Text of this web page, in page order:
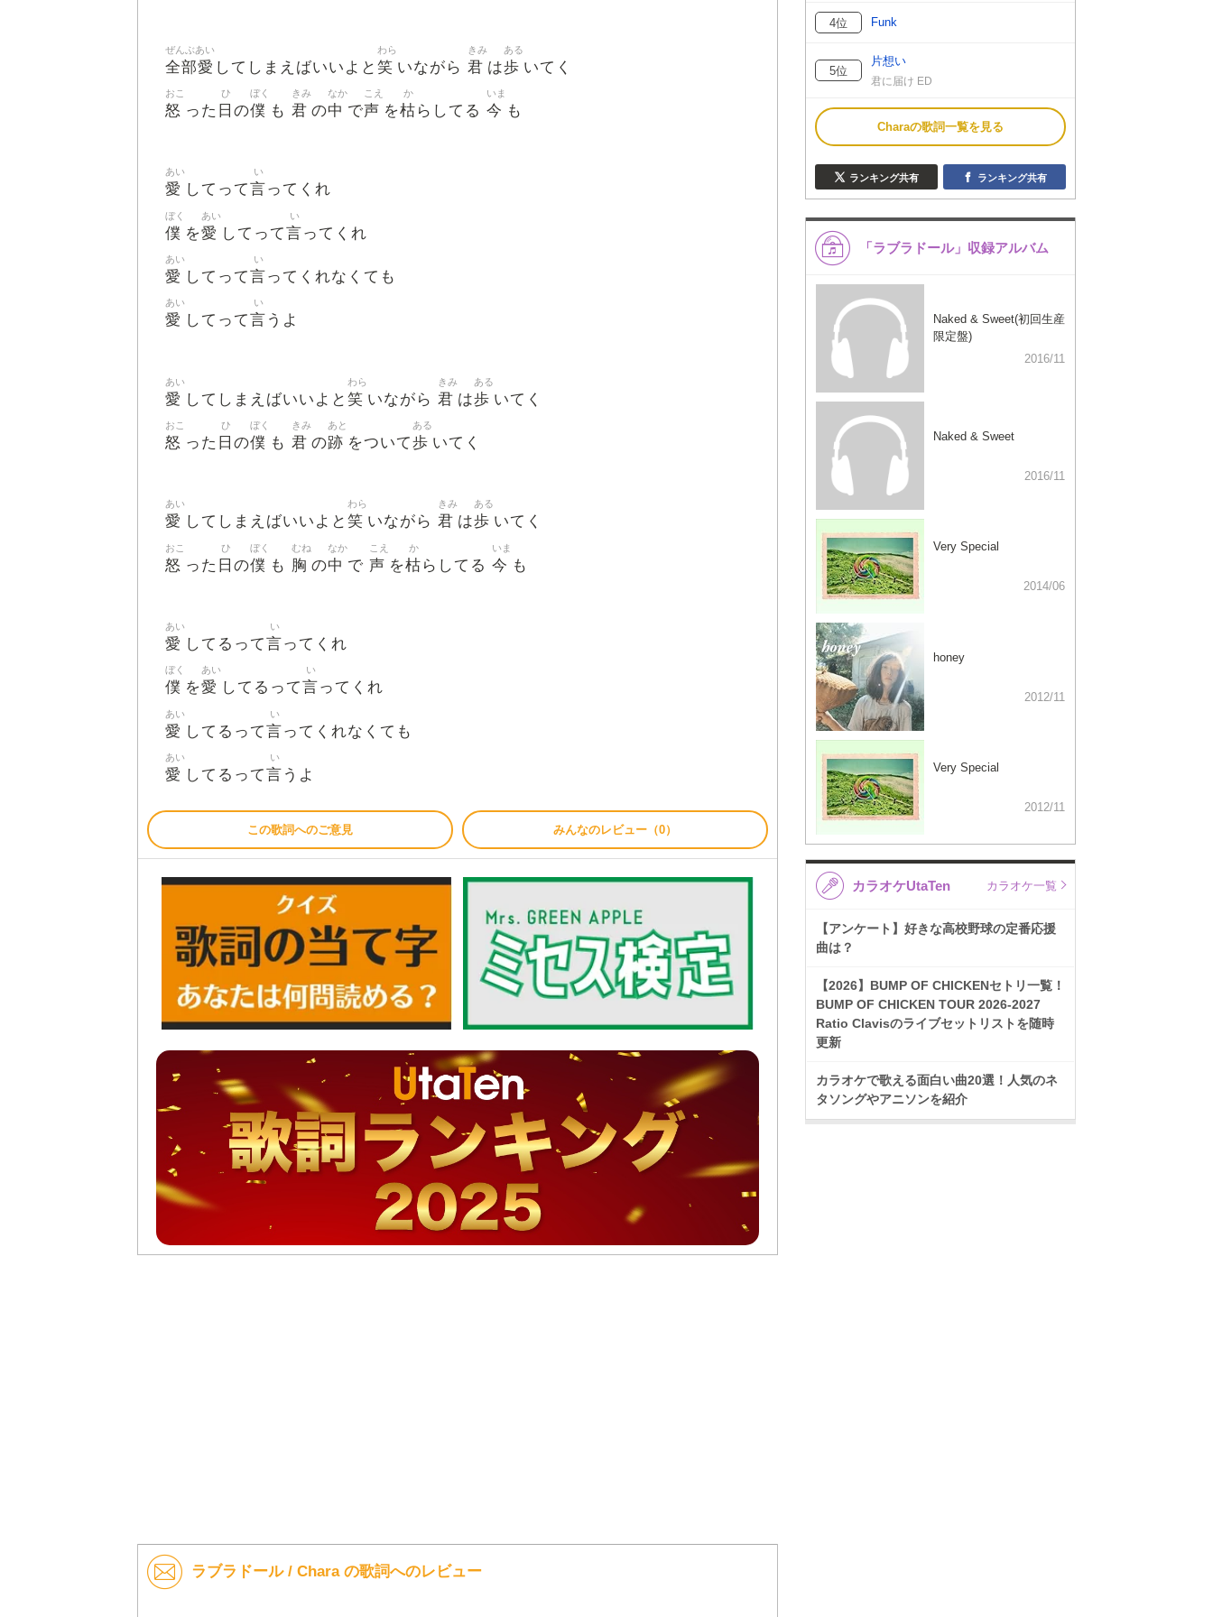
全部愛
ぜんぶあい
してしまえばいいよと 笑
わら
いながら 君
きみ
は歩
ある
いてく
怒
おこ
った 日
ひ
の僕
ぼく
も 君
きみ
の中
なか
で声
こえ
を枯
か
らしてる 今
いま
も
愛
あい
してって言
い
ってくれ
僕
ぼく
を愛
あい
してって言
い
ってくれ
愛
あい
してって言
い
ってくれなくても
愛
あい
してって言
い
うよ
愛
あい
してしまえばいいよと 笑
わら
いながら 君
きみ
は歩
ある
いてく
怒
おこ
った 日
ひ
の僕
ぼく
も 君
きみ
の跡
あと
をついて歩
ある
いてく
愛
あい
してしまえばいいよと 笑
わら
いながら 君
きみ
は歩
ある
いてく
怒
おこ
った 日
ひ
の僕
ぼく
も 胸
むね
の中
なか
で 声
こえ
を枯
か
らしてる 今
いま
も
愛
あい
してるって言
い
ってくれ
僕
ぼく
を愛
あい
してるって言
い
ってくれ
愛
あい
してるって言
い
ってくれなくても
愛
あい
してるって言
い
うよ
この歌詞へのご意見 みんなのレビュー（0）
ラブラドール / Chara の歌詞へのレビュー
4位 Funk
5位
片想い
君に届け ED
Charaの歌詞一覧を見る
ランキング共有 ランキング共有
「ラブラドール」収録アルバム
Naked & Sweet(初回生産
限定盤)
2016/11
Naked & Sweet
2016/11
Very Special
2014/06
honey
2012/11
Very Special
2012/11
カラオケUtaTen カラオケ一覧
【アンケート】好きな高校野球の定番応援
曲は？
【2026】BUMP OF CHICKENセトリ一覧！
BUMP OF CHICKEN TOUR 2026-2027
Ratio Clavisのライブセットリストを随時
更新
カラオケで歌える面白い曲20選！人気のネ
タソングやアニソンを紹介